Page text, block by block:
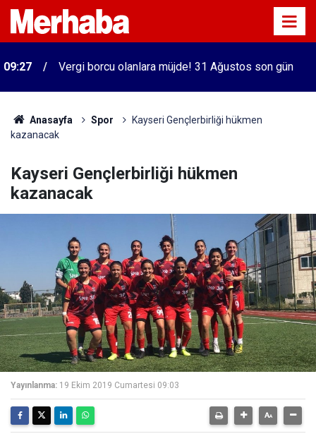
09:27 Vergi borcu olanlara müjde! 31 Ağustos son gün
Anasayfa Spor
Kayseri Gençlerbirliği hükmen
kazanacak
Kayseri Gençlerbirliği hükmen
kazanacak
Yayınlanma: 19 Ekim 2019 Cumartesi 09:03